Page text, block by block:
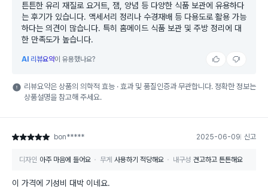
튼튼한 유리 재질로 요거트, 잼, 양념 등 다양한 식품 보관에 유용하다
는 후기가 있습니다. 액세서리 정리나 수경재배 등 다용도로 활용 가능
하다는 의견이 많습니다. 특히 홈메이드 식품 보관 및 주방 정리에 대
한 만족도가 높습니다.
AI 리뷰요약이 유용했나요?
리뷰요약은 상품의 의학적 효능 · 효과 및 품질인증과 무관합니다. 정확한 정보는
상품설명을 참고해 주세요.
별점 5점 bon***** 2025-06-09 신고
디자인 아주 마음에 들어요 무게 사용하기 적당해요 내구성 견고하고 튼튼해요
이 가격에 기성비 대박 이네요.